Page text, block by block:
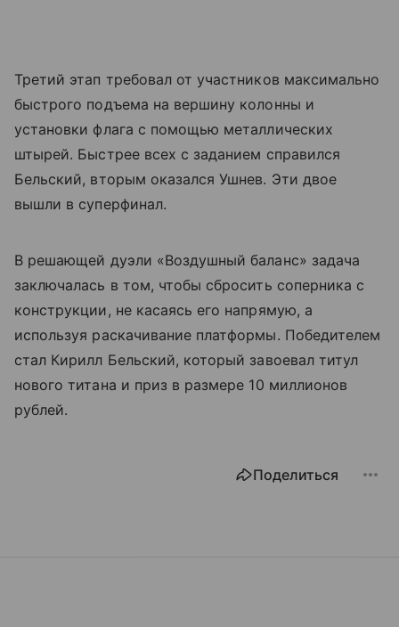
Третий этап требовал от участников максимально
быстрого подъема на вершину колонны и
установки флага с помощью металлических
штырей. Быстрее всех с заданием справился
Бельский, вторым оказался Ушнев. Эти двое
вышли в суперфинал.
В решающей дуэли «Воздушный баланс» задача
заключалась в том, чтобы сбросить соперника с
конструкции, не касаясь его напрямую, а
используя раскачивание платформы. Победителем
стал Кирилл Бельский, который завоевал титул
нового титана и приз в размере 10 миллионов
рублей.
Поделиться